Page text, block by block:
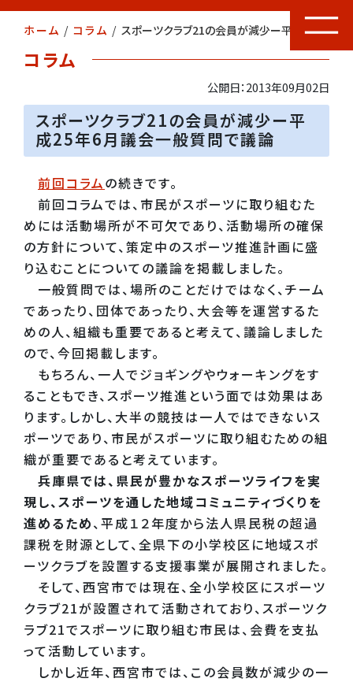
ホーム / コラム / スポーツクラブ21の会員が減少ー平成25年6月議会一般質問で議論
コラム
公開日：2013年09月02日
スポーツクラブ21の会員が減少ー平
成25年6月議会一般質問で議論
前回コラムの続きです。
前回コラムでは、市民がスポーツに取り組むた
めには活動場所が不可欠であり、活動場所の確保
の方針について、策定中のスポーツ推進計画に盛
り込むことについての議論を掲載しました。
一般質問では、場所のことだけではなく、チーム
であったり、団体であったり、大会等を運営するた
めの人、組織も重要であると考えて、議論しました
ので、今回掲載します。
もちろん、一人でジョギングやウォーキングをす
ることもでき、スポーツ推進という面では効果はあ
ります。しかし、大半の競技は一人ではできないス
ポーツであり、市民がスポーツに取り組むための組
織が重要であると考えています。
兵庫県では、県民が豊かなスポーツライフを実
現し、スポーツを通した地域コミュニティづくりを
進めるため、平成１２年度から法人県民税の超過
課税を財源として、全県下の小学校区に地域スポ
ーツクラブを設置する支援事業が展開されました。
そして、西宮市では現在、全小学校区にスポーツ
クラブ21が設置されて活動されており、スポーツク
ラブ21でスポーツに取り組む市民は、会費を支払
って活動しています。
しかし近年、西宮市では、この会員数が減少の一